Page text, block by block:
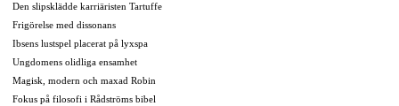
Den slipsklädde karriäristen Tartuffe
Frigörelse med dissonans
Ibsens lustspel placerat på lyxspa
Ungdomens olidliga ensamhet
Magisk, modern och maxad Robin
Fokus på filosofi i Rådströms bibel